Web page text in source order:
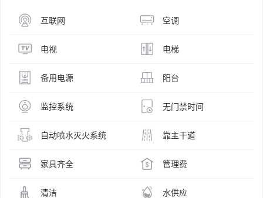
互联网 空调
电视 电梯
备用电源 阳台
监控系统 无门禁时间
自动喷水灭火系统 靠主干道
家具齐全 管理费
清洁 水供应